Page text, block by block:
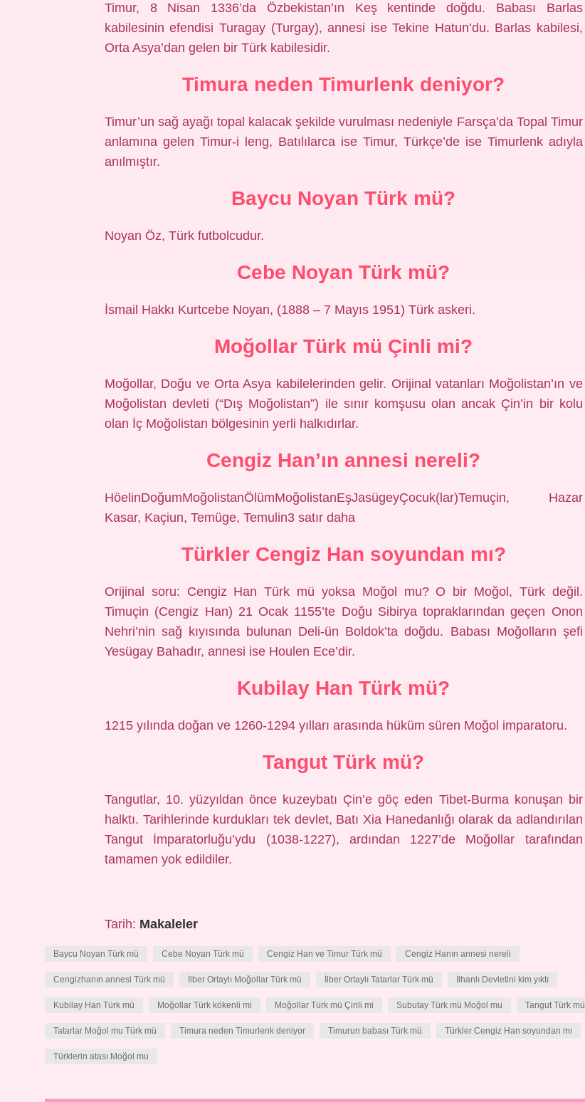
Timur, 8 Nisan 1336’da Özbekistan’ın Keş kentinde doğdu. Babası Barlas
kabilesinin efendisi Turagay (Turgay), annesi ise Tekine Hatun’du. Barlas kabilesi,
Orta Asya’dan gelen bir Türk kabilesidir.
Timura neden Timurlenk deniyor?
Timur’un sağ ayağı topal kalacak şekilde vurulması nedeniyle Farsça’da Topal Timur
anlamına gelen Timur-i leng, Batılılarca ise Timur, Türkçe’de ise Timurlenk adıyla
anılmıştır.
Baycu Noyan Türk mü?
Noyan Öz, Türk futbolcudur.
Cebe Noyan Türk mü?
İsmail Hakkı Kurtcebe Noyan, (1888 – 7 Mayıs 1951) Türk askeri.
Moğollar Türk mü Çinli mi?
Moğollar, Doğu ve Orta Asya kabilelerinden gelir. Orijinal vatanları Moğolistan’ın ve
Moğolistan devleti (“Dış Moğolistan”) ile sınır komşusu olan ancak Çin’in bir kolu
olan İç Moğolistan bölgesinin yerli halkıdırlar.
Cengiz Han’ın annesi nereli?
HöelinDoğumMoğolistanÖlümMoğolistanEşJasügeyÇocuk(lar)Temuçin, Hazar
Kasar, Kaçiun, Temüge, Temulin3 satır daha
Türkler Cengiz Han soyundan mı?
Orijinal soru: Cengiz Han Türk mü yoksa Moğol mu? O bir Moğol, Türk değil.
Timuçin (Cengiz Han) 21 Ocak 1155’te Doğu Sibirya topraklarından geçen Onon
Nehri’nin sağ kıyısında bulunan Deli-ün Boldok’ta doğdu. Babası Moğolların şefi
Yesügay Bahadır, annesi ise Houlen Ece’dir.
Kubilay Han Türk mü?
1215 yılında doğan ve 1260-1294 yılları arasında hüküm süren Moğol imparatoru.
Tangut Türk mü?
Tangutlar, 10. yüzyıldan önce kuzeybatı Çin’e göç eden Tibet-Burma konuşan bir
halktı. Tarihlerinde kurdukları tek devlet, Batı Xia Hanedanlığı olarak da adlandırılan
Tangut İmparatorluğu’ydu (1038-1227), ardından 1227’de Moğollar tarafından
tamamen yok edildiler.
Tarih: Makaleler
Baycu Noyan Türk mü Cebe Noyan Türk mü Cengiz Han ve Timur Türk mü Cengiz Hanın annesi nereli
Cengizhanın annesi Türk mü İlber Ortaylı Moğollar Türk mü İlber Ortaylı Tatarlar Türk mü İlhanlı Devletini kim yıktı
Kubilay Han Türk mü Moğollar Türk kökenli mi Moğollar Türk mü Çinli mi Subutay Türk mü Moğol mu Tangut Türk mü
Tatarlar Moğol mu Türk mü Timura neden Timurlenk deniyor Timurun babası Türk mü Türkler Cengiz Han soyundan mı
Türklerin atası Moğol mu